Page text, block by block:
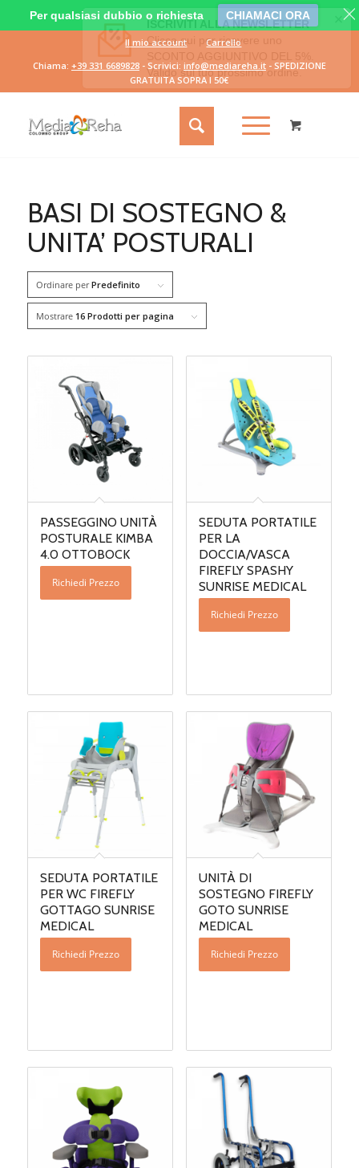
Il mio account
Carrello
Chiama: +39 331 6689828- Scrivici: info@mediareha.it- SPEDIZIONE
GRATUITA SOPRA I 50€
BASI DI SOSTEGNO &
UNITA’ POSTURALI
Ordinare perPredefinito
Mostrare 16 Prodotti per pagina
PASSEGGINO UNITÀ
POSTURALE KIMBA
4.0 OTTOBOCK
Richiedi Prezzo
SEDUTA PORTATILE
PER LA
DOCCIA/VASCA
FIREFLY SPASHY
SUNRISE MEDICAL
Richiedi Prezzo
SEDUTA PORTATILE
PER WC FIREFLY
GOTTAGO SUNRISE
MEDICAL
Richiedi Prezzo
UNITÀ DI
SOSTEGNO FIREFLY
GOTO SUNRISE
MEDICAL
Richiedi Prezzo
Per qualsiasi dubbio o richiesta CHIAMACI ORA